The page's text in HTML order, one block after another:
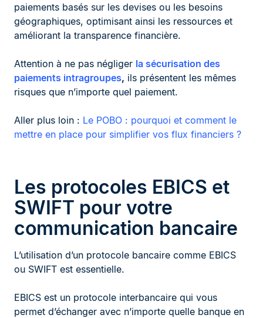
paiements basés sur les devises ou les besoins
géographiques, optimisant ainsi les ressources et
améliorant la transparence financière.
Attention à ne pas négliger la sécurisation des
paiements intragroupes, ils présentent les mêmes
risques que n’importe quel paiement.
Aller plus loin : Le POBO : pourquoi et comment le
mettre en place pour simplifier vos flux financiers ?
Les protocoles EBICS et
SWIFT pour votre
communication bancaire
L’utilisation d’un protocole bancaire comme EBICS
ou SWIFT est essentielle.
EBICS est un protocole interbancaire qui vous
permet d’échanger avec n’importe quelle banque en